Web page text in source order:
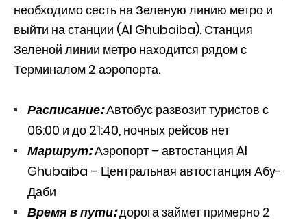
необходимо сесть на Зеленую линию метро и
выйти на станции (Al Ghubaiba). Станция
Зеленой линии метро находится рядом с
Терминалом 2 аэропорта.
Расписание:Автобус развозит туристов с
06:00 и до 21:40, ночных рейсов нет
Маршрут:Аэропорт – автостанция Al
Ghubaiba – Центральная автостанция Абу-
Даби
Время в пути:дорога займет примерно 2